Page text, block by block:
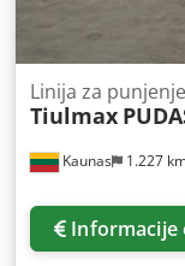
Kaunas 1.227
Linija za
Tiulmax
Informacije